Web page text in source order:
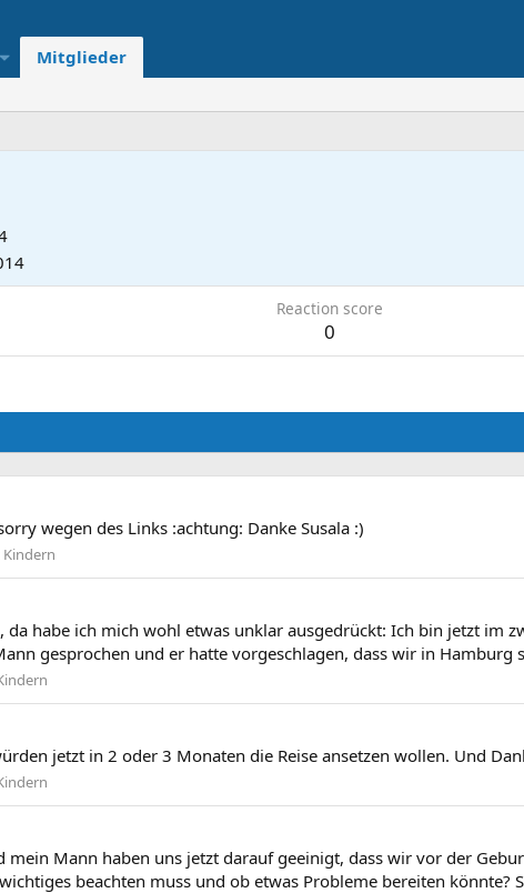
Mitglieder
Reaction score
0
wegen des Links :achtung: Danke Susala :)
da habe ich mich wohl etwas unklar ausgedrückt: Ich bin jetzt im
gesprochen und er hatte vorgeschlagen, dass wir in Hamburg
jetzt in 2 oder 3 Monaten die Reise ansetzen wollen. Und
Mann haben uns jetzt darauf geeinigt, dass wir vor der
beachten muss und ob etwas Probleme bereiten könnte?